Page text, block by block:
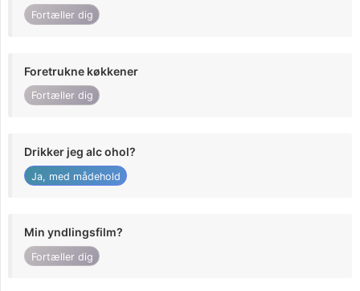
Fortæller dig
Foretrukne køkkener
Fortæller dig
Drikker jeg alc ohol?
Ja, med mådehold
Min yndlingsfilm?
Fortæller dig